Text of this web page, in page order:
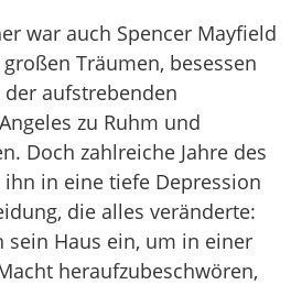
war auch Spencer Mayfield
Träumen, besessen
aufstrebenden
zu Ruhm und
Doch zahlreiche Jahre des
in eine tiefe Depression
die alles veränderte:
sein Haus ein, um in einer
heraufzubeschwören,